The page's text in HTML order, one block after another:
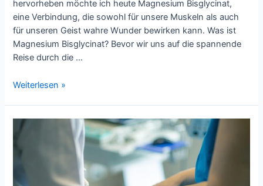
hervorheben möchte ich heute Magnesium Bisglycinat,
eine Verbindung, die sowohl für unsere Muskeln als auch
für unseren Geist wahre Wunder bewirken kann. Was ist
Magnesium Bisglycinat? Bevor wir uns auf die spannende
Reise durch die …
Entdecken
Kraft
Magnesium
für
Weiterlesen »